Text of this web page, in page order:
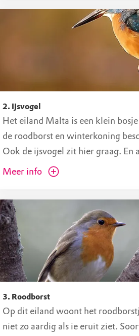
2. IJsvogel
Het eiland Malta is een klein
de roodborst en winterkoning
Ook de ijsvogel zit hier graag. En
naam doet vermoeden, houdt
namelijk geen vissen vangen. Als
hoort moet je opletten, want dan
een blauwe flits langs vliegen.
Meer info
3. Roodborst
Op dit eiland woont het
niet zo aardig als ie eruit ziet.